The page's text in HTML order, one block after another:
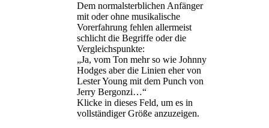
Dem normalsterblichen Anfänger
mit oder ohne musikalische
Vorerfahrung fehlen allermeist
schlicht die Begriffe oder die
Vergleichspunkte:
„Ja, vom Ton mehr so wie Johnny
Hodges aber die Linien eher von
Lester Young mit dem Punch von
Jerry Bergonzi…“
Klicke in dieses Feld, um es in
vollständiger Größe anzuzeigen.